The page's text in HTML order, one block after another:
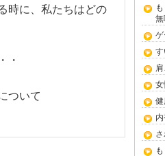
時に、私たちはどの
・
ついて
無
す
健